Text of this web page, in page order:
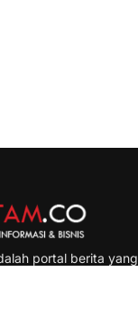
portal berita yang